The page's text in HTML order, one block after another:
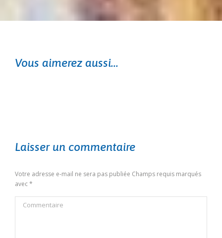
Vous aimerez aussi...
Laisser un commentaire
Votre adresse e-mail ne sera pas publiée Champs requis marqués
avec*
Commentaire